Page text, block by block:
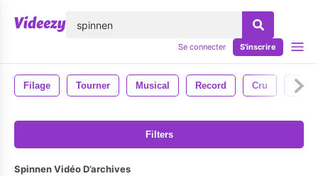
Se connecter S'inscrire
Filage Tourner Musical Record Cru
Filters
Spinnen Vidéo D’archives